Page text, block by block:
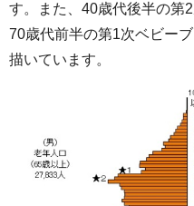
す。また、40歳代後半の第
70歳代前半の第1次ベビー
描いています。